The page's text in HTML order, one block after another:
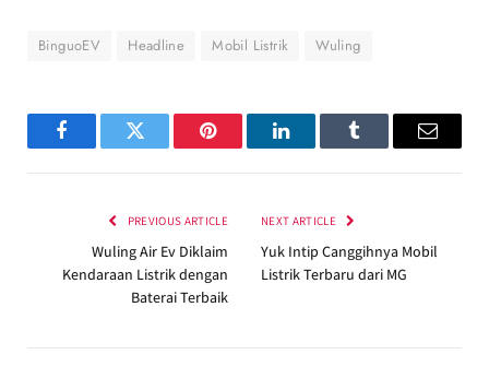
BinguoEV Headline Mobil Listrik Wuling
FacebookTwitter Pinterest LinkedInTumblr Email
PREVIOUS ARTICLE
Wuling Air Ev Diklaim
Kendaraan Listrik dengan
Baterai Terbaik
NEXT ARTICLE
Yuk Intip Canggihnya Mobil
Listrik Terbaru dari MG